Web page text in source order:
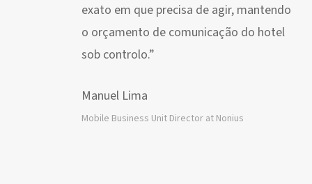
exato em que precisa de agir, mantendo
o orçamento de comunicação do hotel
sob controlo.”
Manuel Lima
Mobile Business Unit Director at Nonius